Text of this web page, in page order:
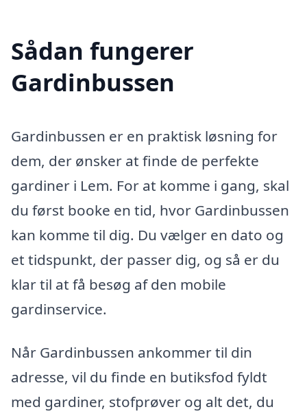
Sådan fungerer
Gardinbussen
Gardinbussen er en praktisk løsning for
dem, der ønsker at finde de perfekte
gardiner i Lem. For at komme i gang, skal
du først booke en tid, hvor Gardinbussen
kan komme til dig. Du vælger en dato og
et tidspunkt, der passer dig, og så er du
klar til at få besøg af den mobile
gardinservice.
Når Gardinbussen ankommer til din
adresse, vil du finde en butiksfod fyldt
med gardiner, stofprøver og alt det, du